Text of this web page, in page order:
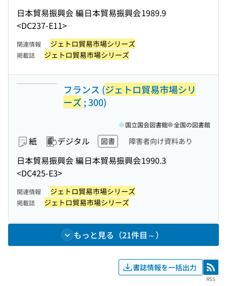
日本貿易振興会 編日本貿易振興会1989.9
<DC237-E11>
関連情報 ジェトロ貿易市場シリーズ
掲載誌 ジェトロ貿易市場シリーズ
フランス (ジェトロ貿易市場シリ
ーズ ; 300)
紙 デジタル 図書 障害者向け資料あり
日本貿易振興会 編日本貿易振興会1990.3
<DC425-E3>
国立国会図書館 全国の図書館
関連情報 ジェトロ貿易市場シリーズ
掲載誌 ジェトロ貿易市場シリーズ
もっと見る（21件目～）
書誌情報を一括出力 RSS
RSS